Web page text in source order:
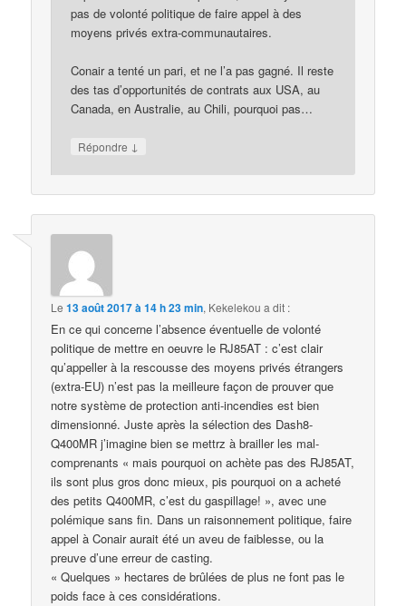
pas de volonté politique de faire appel à des
moyens privés extra-communautaires.
Conair a tenté un pari, et ne l’a pas gagné. Il reste
des tas d’opportunités de contrats aux USA, au
Canada, en Australie, au Chili, pourquoi pas…
Répondre ↓
Le13 août 2017 à 14 h 23 min, Kekelekou a dit :
En ce qui concerne l’absence éventuelle de volonté
politique de mettre en oeuvre le RJ85AT : c’est clair
qu’appeller à la rescousse des moyens privés étrangers
(extra-EU) n’est pas la meilleure façon de prouver que
notre système de protection anti-incendies est bien
dimensionné. Juste après la sélection des Dash8-
Q400MR j’imagine bien se mettrz à brailler les mal-
comprenants « mais pourquoi on achète pas des RJ85AT,
ils sont plus gros donc mieux, pis pourquoi on a acheté
des petits Q400MR, c’est du gaspillage! », avec une
polémique sans fin. Dans un raisonnement politique, faire
appel à Conair aurait été un aveu de faiblesse, ou la
preuve d’une erreur de casting.
« Quelques » hectares de brûlées de plus ne font pas le
poids face à ces considérations.